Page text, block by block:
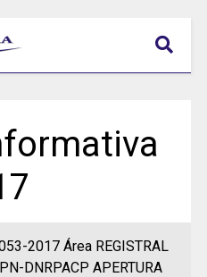
2017 Área REGISTRAL
DNRPACP APERTURA